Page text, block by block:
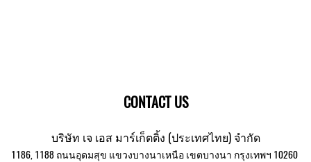
CONTACT US
บริษัท เจ เอส มาร์เก็ตติ้ง (ประเทศไทย) จำกัด
1186, 1188 ถนนอุดมสุข แขวงบางนาเหนือ เขตบางนา กรุงเทพฯ 10260